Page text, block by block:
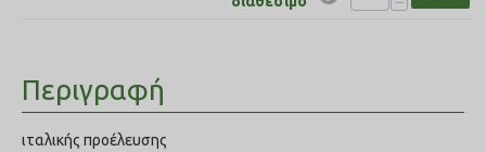
Περιγραφή
ιταλικής προέλευσης